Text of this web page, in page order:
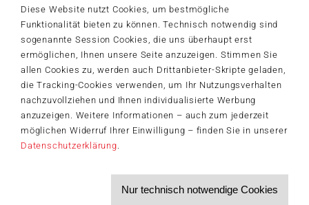
Diese Website nutzt Cookies, um bestmögliche
Funktionalität bieten zu können. Technisch notwendig sind
sogenannte Session Cookies, die uns überhaupt erst
ermöglichen, Ihnen unsere Seite anzuzeigen. Stimmen Sie
allen Cookies zu, werden auch Drittanbieter-Skripte geladen,
die Tracking-Cookies verwenden, um Ihr Nutzungsverhalten
nachzuvollziehen und Ihnen individualisierte Werbung
anzuzeigen. Weitere Informationen – auch zum jederzeit
möglichen Widerruf Ihrer Einwilligung – finden Sie in unserer
Datenschutzerklärung.
Nur technisch notwendige Cookies
gemeinsam gestoppt werden kann.
Typ: Kooperatives Kennerspiel | Marke: Schmidt Spiele®| Anzahl
Spielende: 1-4 Personen | Alter: ab 10 Jahren | Zeit: ca. 120
Minuten | Preis: 77,99 Euro (UVP)
PM_Earth Overshoot Day 2024_Schmidt Spiele.pdf
Der Schmidt-Spiele-Newsletter
Jetzt anmelden und 5€ Willkommensrabatt sichern